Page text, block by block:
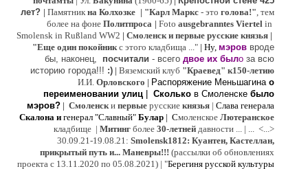
лет? | Памятник на Колхозке | "Карл Маркс - это голова!", тем
более на фоне Политпроса | Foto ausgebranntes Viertel in
Smolensk in Rußland WW2 | Смоленск и первые русские князья |
"Еще один покойникс этого кладбища ..." | Ну, мэров вроде
бы, наконец, посчитали - всего двое их было за всю
историю города!!! :) | Вяземский клуб "Краевед" к150-летию
И.И. Орловского | Распоряжение Меньшагина о
переименовании улиц
Сколько в Смоленске было
мэров? | Смоленски первые русские князья | Слава генерала
Скалона и генерал "Славный" Булар | Смоленское Лютерaнское
кладбище | Митинг более 30-летней давности ... | ... <...>
30.09.21-19.08.21: Smolensk1812: Куантен, Кастеллан,
прикрытый путь и... Маневры!!! (рассылки об обновлениях
проекта с 13.11.2020 по 05.08.2021) | "Берегиня русской культуры